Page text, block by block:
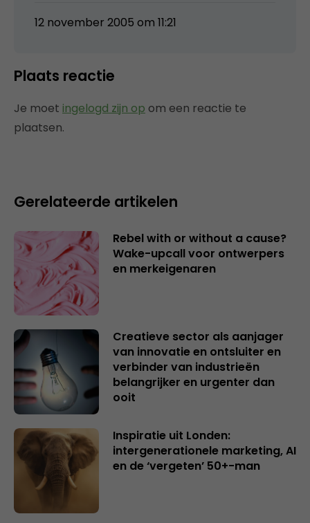
12 november 2005 om 11:21
Plaats reactie
Je moet ingelogd zijn op om een reactie te
plaatsen.
Gerelateerde artikelen
Rebel with or without a cause?
Wake-upcall voor ontwerpers
en merkeigenaren
Creatieve sector als aanjager
van innovatie en ontsluiter en
verbinder van industrieën
belangrijker en urgenter dan
ooit
Inspiratie uit Londen:
intergenerationele marketing, AI
en de ‘vergeten’ 50+-man